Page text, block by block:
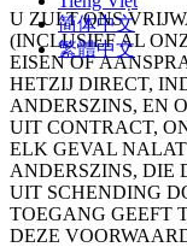
简体中文
繁體中文
U ZULT ONS
(INCLUSIEF AL
EISEN OF
HETZIJ DIRECT,
ANDERSZINS, EN
UIT CONTRACT,
ELK GEVAL
ANDERSZINS, DIE
UIT SCHENDING
TOEGANG GEEFT
DEZE